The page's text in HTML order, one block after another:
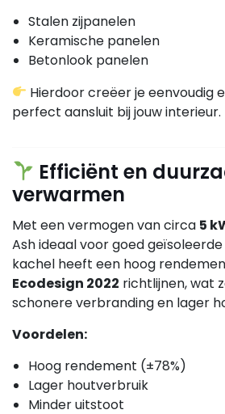
Stalen zijpanelen
Keramische panelen
Betonlook panelen
Hierdoor creëer je eenvoudig
perfect aansluit bij jouw interieur.
Efficiënt en
verwarmen
Met een vermogen van circa 5
Ash ideaal voor goed
kachel heeft een hoog
Ecodesign 2022 richtlijnen, wat
schonere verbranding en lager
Voordelen:
Hoog rendement (±78%)
Lager houtverbruik
Minder uitstoot